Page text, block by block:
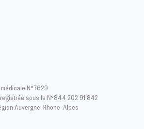
N°7629
sous le N°844 202 91 842
Auvergne-Rhone-Alpes